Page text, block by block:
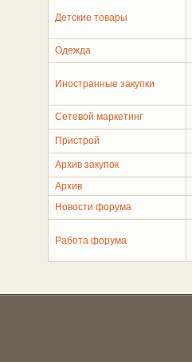
Детские товары
Одежда
Иностранные закупки
Сетевой маркетинг
Пристрой
Архив закупок
Архив
Новости форума
Работа форума